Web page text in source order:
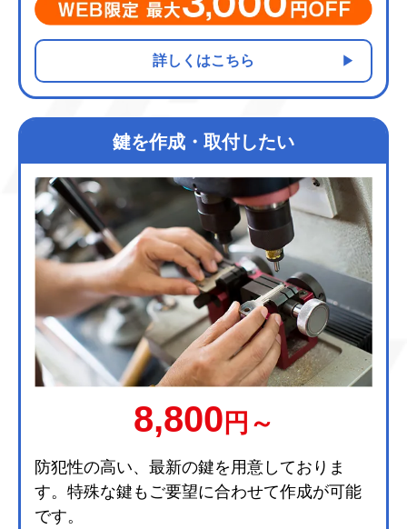
詳しくはこちら
鍵を作成・取付したい
8,800 円～
防犯性の高い、最新の鍵を用意しておりま
す。特殊な鍵もご要望に合わせて作成が可能
です。